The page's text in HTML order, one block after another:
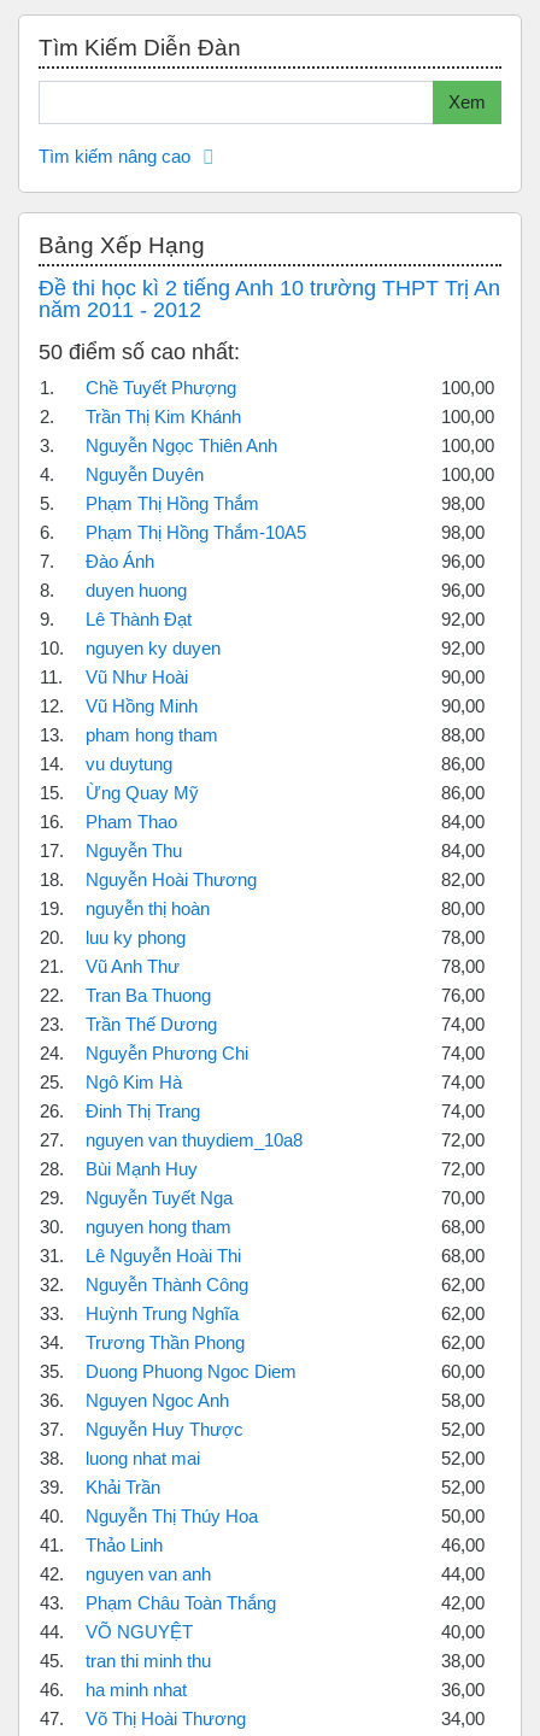
Tìm Kiếm Diễn Đàn
Xem
Tìm kiếm nâng cao
Bảng Xếp Hạng
Đề thi học kì 2 tiếng Anh 10 trường THPT Trị An
năm 2011 - 2012
50 điểm số cao nhất:
1. Chề Tuyết Phượng
100,00
2.
Trần Thị Kim Khánh
100,00
3.
Nguyễn Ngọc Thiên Anh
100,00
4.
Nguyễn Duyên
100,00
5.
Phạm Thị Hồng Thắm
98,00
6.
Phạm Thị Hồng Thắm-10A5
98,00
7.
Đào Ánh
96,00
8.
duyen huong
96,00
9.
Lê Thành Đạt
92,00
10.
nguyen ky duyen
92,00
11.
Vũ Như Hoài
90,00
12.
Vũ Hồng Minh
90,00
13.
pham hong tham
88,00
14.
vu duytung
86,00
15.
Ừng Quay Mỹ
86,00
16.
Pham Thao
84,00
17.
Nguyễn Thu
84,00
18.
Nguyễn Hoài Thương
82,00
19.
nguyễn thị hoàn
80,00
20.
luu ky phong
78,00
21.
Vũ Anh Thư
78,00
22.
Tran Ba Thuong
76,00
23.
Trần Thế Dương
74,00
24.
Nguyễn Phương Chi
74,00
25.
Ngô Kim Hà
74,00
26.
Đinh Thị Trang
74,00
27.
nguyen van thuydiem_10a8
72,00
28.
Bùi Mạnh Huy
72,00
29.
Nguyễn Tuyết Nga
70,00
30.
nguyen hong tham
68,00
31.
Lê Nguyễn Hoài Thi
68,00
32.
Nguyễn Thành Công
62,00
33.
Huỳnh Trung Nghĩa
62,00
34.
Trương Thần Phong
62,00
35.
Duong Phuong Ngoc Diem
60,00
36.
Nguyen Ngoc Anh
58,00
37.
Nguyễn Huy Thược
52,00
38.
luong nhat mai
52,00
39.
Khải Trần
52,00
40.
Nguyễn Thị Thúy Hoa
50,00
41.
Thảo Linh
46,00
42.
nguyen van anh
44,00
43.
Phạm Châu Toàn Thắng
42,00
44.
VÕ NGUYỆT
40,00
45.
tran thi minh thu
38,00
46.
ha minh nhat
36,00
47.
Võ Thị Hoài Thương
34,00